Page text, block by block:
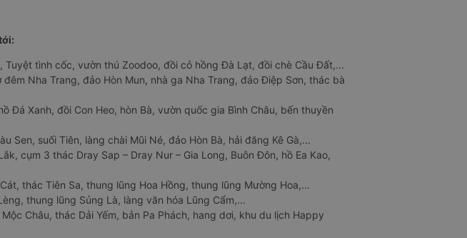
Tuyệt tình cốc, vườn thú Zoodoo, đồi cỏ hồng Đà Lạt, đồi chè Cầu Đất,...
Nha Trang, đảo Hòn Mun, nhà ga Nha Trang, đảo Điệp Sơn, thác bà
Đá Xanh, đồi Con Heo, hòn Bà, vườn quốc gia Bình Châu, bến thuyền
Sen, suối Tiên, làng chài Mũi Né, đảo Hòn Bà, hải đăng Kê Gà,...
cụm 3 thác Dray Sap – Dray Nur – Gia Long, Buôn Đôn, hồ Ea Kao,
thác Tiên Sa, thung lũng Hoa Hồng, thung lũng Mường Hoa,...
thung lũng Sủng Là, làng văn hóa Lũng Cẩm,...
Châu, thác Dải Yếm, bản Pa Phách, hang dơi, khu du lịch Happy